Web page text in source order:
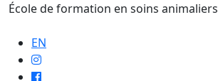
École de formation en soins animaliers
EN